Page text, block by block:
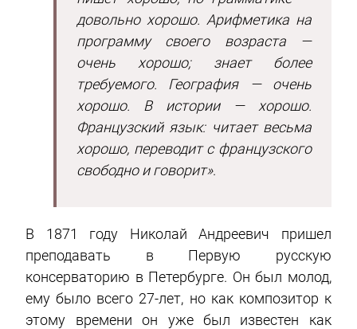
довольно хорошо. Арифметика на
программу своего возраста —
очень хорошо; знает более
требуемого. География — очень
хорошо. В истории — хорошо.
Французский язык: читает весьма
хорошо, переводит с французского
свободно и говорит».
В 1871 году Николай Андреевич пришел
преподавать в Первую русскую
консерваторию в Петербурге. Он был молод,
ему было всего 27-лет, но как композитор к
этому времени он уже был известен как